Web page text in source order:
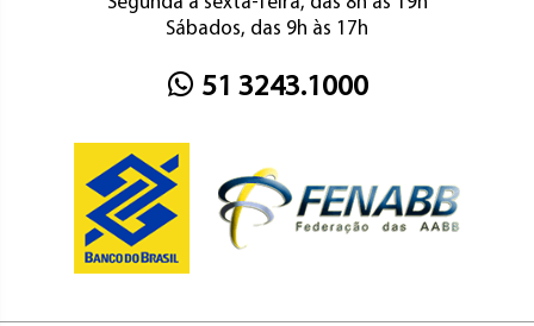
Sábados, das 9h às 17h
51 3243.1000